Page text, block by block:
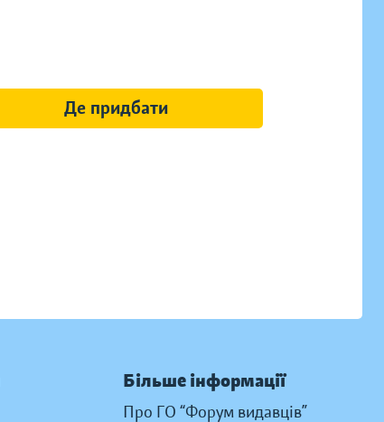
Де придбати
Більше інформації
Про ГО “Форум видавців”